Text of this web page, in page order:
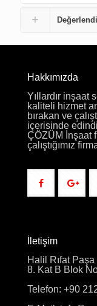
Hakkımızda
Yıllardır inşaat
kaliteli hizmet
bırakan ve
içerisinde
ÇÖZÜM İnşaat
çalıştığımız
İletişim
Halil Rıfat
8. Kat B Blok
Telefon: +90